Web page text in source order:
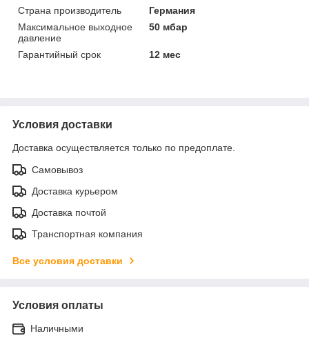
Страна производитель
Германия
Максимальное выходное
давление
50 мбар
Гарантийный срок 12 мес
Условия доставки
Доставка осуществляется только по предоплате.
Самовывоз
Доставка курьером
Доставка почтой
Транспортная компания
Все условия доставки
Условия оплаты
Наличными